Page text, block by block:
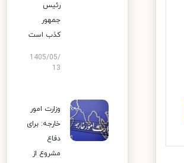
رئیس
جمهور
کذب است
1405/05/
13
وزارت امور
خارجه: برای
دفاع
مشروع از